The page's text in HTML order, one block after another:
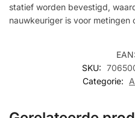
statief worden bevestigd,
nauwkeuriger is voor metingen
EAN:
SKU:
Categorie: